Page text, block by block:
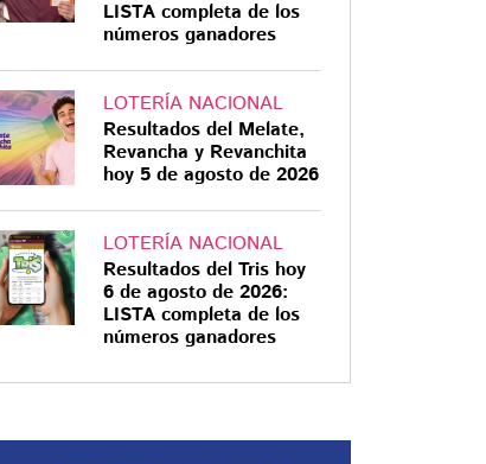
LISTA completa de los
números ganadores
LOTERÍA NACIONAL
Resultados del Melate,
Revancha y Revanchita
hoy 5 de agosto de 2026
LOTERÍA NACIONAL
Resultados del Tris hoy
6 de agosto de 2026:
LISTA completa de los
números ganadores